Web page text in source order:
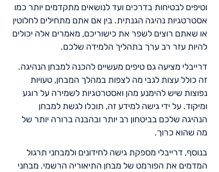
וטיפים לבטיחות בדרכים ועד לנושאים מתקדמים יותר כמו
אסטרטגיות נהיגה הגנתית. בין אם אתם מתחילים לחלוטין
או שאתם רוצים לשפר את כישוריכם, מאמרים אלה יכולים
להיות עזר רב ערך בתהליך הלמידה שלכם.
דרייבלי מציעה גם טיפים מעשיים להכנה למבחן הנהיגה.
זה כולל עצות לגבי מה לצפות במהלך המבחן, טעויות
נפוצות שיש להימנע מהן ואסטרטגיות לשמירה על רוגע
ומיקוד. על ידי גישה למידע זה, תוכלו לגשת למבחן
הנהיגה שלכם בביטחון רב יותר ובהבנה ברורה יותר של
מה שהוא כרוך.
בנוסף, דרייבלי מספקת גישה לחידונים ולמבחני תרגול
המדמים את הפורמט של מבחן התיאוריה הרשמי. מבחני